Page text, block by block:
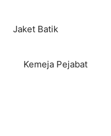
Jaket Batik
Kemeja Pejabat